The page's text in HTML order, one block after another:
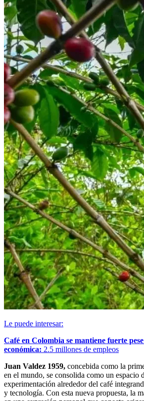
Le puede interesar:
Café en Colombia se mantiene fuerte
económica: 2.5 millones de empleos
Juan Valdez 1959, concebida como la
en el mundo, se consolida como un espacio
experimentación alrededor del café
y tecnología. Con esta nueva propuesta, la